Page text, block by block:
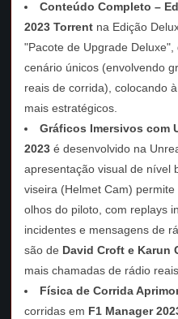
Conteúdo Completo –
2023 Torrent na Edição
"Pacote de Upgrade
cenário únicos (envolvendo
reais de corrida), colocando
mais estratégicos.
Gráficos Imersivos com
2023 é desenvolvido na
apresentação visual de nível
viseira (Helmet Cam)
olhos do piloto, com replays
incidentes e mensagens de
são de David Croft e Karun
mais chamadas de rádio
Física de Corrida
corridas em F1 Manager